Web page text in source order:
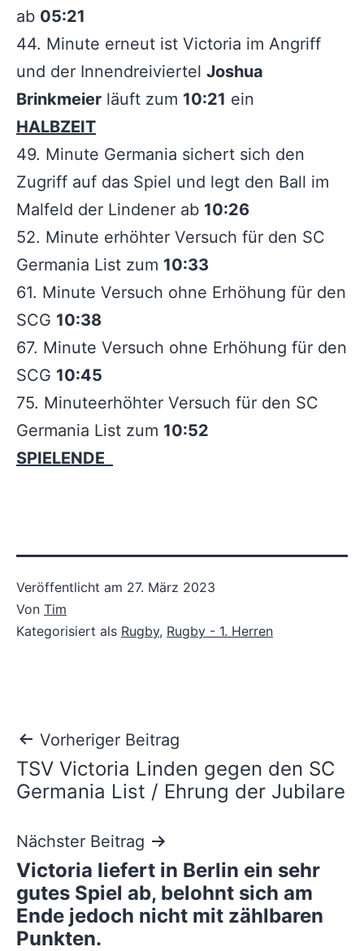
ab 05:21
44. Minute erneut ist Victoria im Angriff
und der Innendreiviertel Joshua
Brinkmeier läuft zum 10:21 ein
HALBZEIT
49. Minute Germania sichert sich den
Zugriff auf das Spiel und legt den Ball im
Malfeld der Lindener ab 10:26
52. Minute erhöhter Versuch für den SC
Germania List zum 10:33
61. Minute Versuch ohne Erhöhung für den
SCG 10:38
67. Minute Versuch ohne Erhöhung für den
SCG 10:45
75. Minuteerhöhter Versuch für den SC
Germania List zum 10:52
SPIELENDE
Veröffentlicht am 27. März 2023
Von Tim
Kategorisiert als Rugby, Rugby - 1. Herren
Beitragsnavigation
Vorheriger Beitrag
TSV Victoria Linden gegen den SC
Germania List / Ehrung der Jubilare
Nächster Beitrag
Victoria liefert in Berlin ein sehr
gutes Spiel ab, belohnt sich am
Ende jedoch nicht mit zählbaren
Punkten.